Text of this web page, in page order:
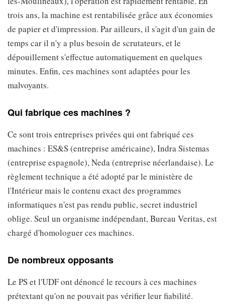
trois ans, la machine est rentabilisée grâce aux économies
de papier et d'impression. Par ailleurs, il s'agit d'un gain de
temps car il n'y a plus besoin de scrutateurs, et le
dépouillement s'effectue automatiquement en quelques
minutes. Enfin, ces machines sont adaptées pour les
malvoyants.
Qui fabrique ces machines ?
Ce sont trois entreprises privées qui ont fabriqué ces
machines : ES&S (entreprise américaine), Indra Sistemas
(entreprise espagnole), Neda (entreprise néerlandaise). Le
règlement technique a été adopté par le ministère de
l'Intérieur mais le contenu exact des programmes
informatiques n'est pas rendu public, secret industriel
oblige. Seul un organisme indépendant, Bureau Veritas, est
chargé d'homologuer ces machines.
De nombreux opposants
Le PS et l'UDF ont dénoncé le recours à ces machines
prétextant qu'on ne pouvait pas vérifier leur fiabilité.